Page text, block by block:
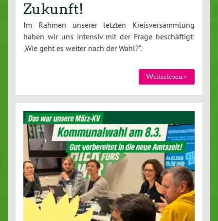
Zukunft!
Im Rahmen unserer letzten Kreis­ver­samm­lung
haben wir uns intensiv mit der Frage be­schäf­tigt:
„Wie geht es weiter nach der Wahl?“.
Wei­ter­le­sen »